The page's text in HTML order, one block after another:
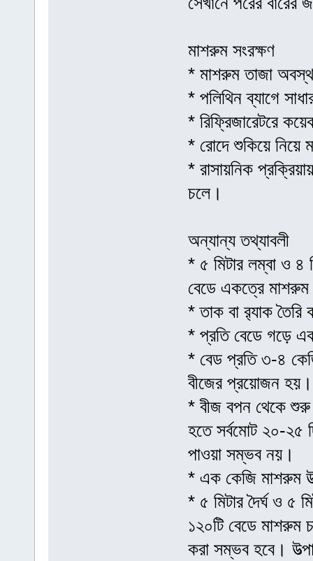
মাশরুম সংরক্ষণ
* মাশরুম তাজা
* পলিথিন ব্যাগে
* রিফ্রিজারেটরে
* রোদে শুকিয়ে নিয়ে
* রাসায়নিক
চলে।
অন্যান্য তথ্যাবলী
* ৫ মিটার লম্বা ও ৪
বেডে একত্রে মাশরুম
* তাক বা র‌্যাক
* প্রতি বেডে গড়ে
* বেড প্রতি ৩-৪
বীজের প্রয়োজন হয়।
* বীজ বপন থেকে
হতে সর্বমোট ২০-২৫
পাওয়া সম্ভব নয়।
* এক কেজি মাশরুম
* ৫ মিটার দৈর্ঘ ও ৫
১২০টি বেডে মাশরুম
করা সম্ভব হবে।